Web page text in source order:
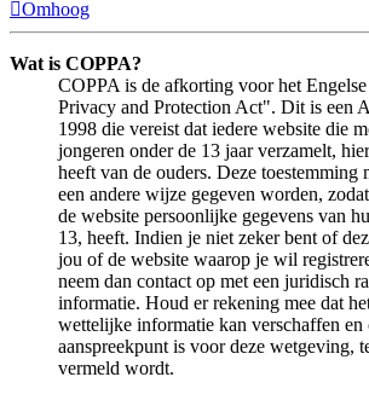
Omhoog
Wat is COPPA?
COPPA is de afkorting voor het
Privacy and Protection Act". Dit is een
1998 die vereist dat iedere website die
jongeren onder de 13 jaar verzamelt,
heeft van de ouders. Deze
een andere wijze gegeven worden,
de website persoonlijke gegevens van
13, heeft. Indien je niet zeker bent of
jou of de website waarop je wil
neem dan contact op met een juridisch
informatie. Houd er rekening mee dat
wettelijke informatie kan verschaffen en
aanspreekpunt is voor deze wetgeving,
vermeld wordt.